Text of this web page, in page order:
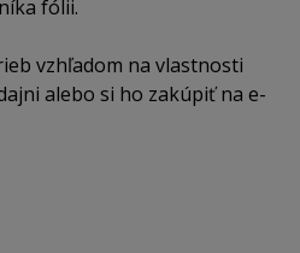
fólii.
vzhľadom na vlastnosti
alebo si ho zakúpiť na e-